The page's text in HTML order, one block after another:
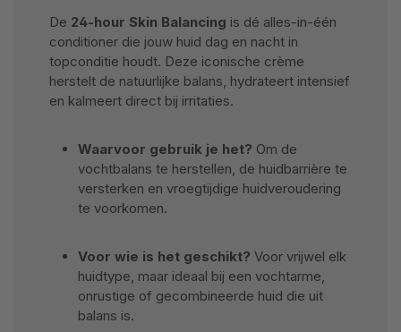
De 24-hour Skin Balancing is dé alles-in-één
conditioner die jouw huid dag en nacht in
topconditie houdt. Deze iconische crème
herstelt de natuurlijke balans, hydrateert intensief
en kalmeert direct bij irritaties.
Waarvoor gebruik je het? Om de
vochtbalans te herstellen, de huidbarrière te
versterken en vroegtijdige huidveroudering
te voorkomen.
Voor wie is het geschikt? Voor vrijwel elk
huidtype, maar ideaal bij een vochtarme,
onrustige of gecombineerde huid die uit
balans is.